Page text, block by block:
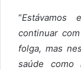
“Estávamos
continuar
folga, mas
saúde como